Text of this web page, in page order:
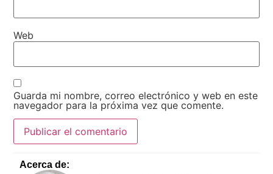
Web
Guarda mi nombre, correo electrónico y web en este
navegador para la próxima vez que comente.
Acerca de: